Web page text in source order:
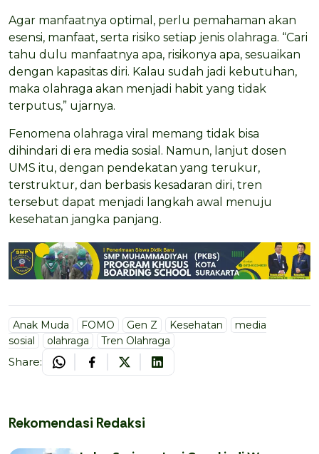
Agar manfaatnya optimal, perlu pemahaman akan
esensi, manfaat, serta risiko setiap jenis olahraga. “Cari
tahu dulu manfaatnya apa, risikonya apa, sesuaikan
dengan kapasitas diri. Kalau sudah jadi kebutuhan,
maka olahraga akan menjadi habit yang tidak
terputus,” ujarnya.
Fenomena olahraga viral memang tidak bisa
dihindari di era media sosial. Namun, lanjut dosen
UMS itu, dengan pendekatan yang terukur,
terstruktur, dan berbasis kesadaran diri, tren
tersebut dapat menjadi langkah awal menuju
kesehatan jangka panjang.
Anak Muda FOMO Gen Z Kesehatan
media
sosial
olahraga Tren Olahraga
Share:
Rekomendasi Redaksi